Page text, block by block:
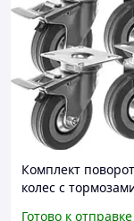
Комплект
колес с
Готово к отправке